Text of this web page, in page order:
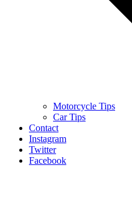
Motorcycle Tips
Car Tips
Contact
Instagram
Twitter
Facebook